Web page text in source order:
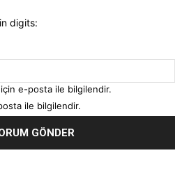
digits:
e-posta ile bilgilendir.
ile bilgilendir.